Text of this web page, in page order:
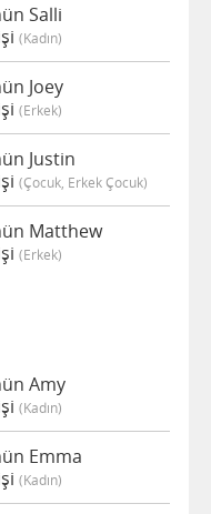
Salli
(kadın)
Joey
(erkek)
Justin
(çocuk, Erkek Çocuk)
Matthew
(erkek)
Amy
(kadın)
Emma
(kadın)